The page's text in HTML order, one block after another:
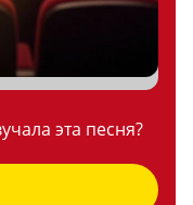
эта песня?